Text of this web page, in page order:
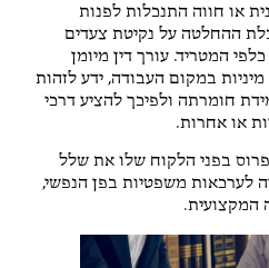
או חווה התנכלות לפנות
ההחלטה על נקיטת צעדים
המטריד. עורך דין מיומן
במקום העבודה, ידע לזהות
חומרתה ולפיכך להציע דרכי
או אחרות.
בפני הלקוח שלו את שלל
לערכאות משפטיות בפן הנפשי,
המקצועית.